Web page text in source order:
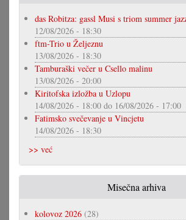
das Robitza: gassl Musi s triom summer
12/08/2026 - 18:30
ftm-Trio u Željeznu
13/08/2026 - 18:30
Tamburaški večer u Csello malinu
13/08/2026 - 20:00
Kiritofska izložba u Uzlopu
14/08/2026 - 18:00 do 16/08/2026 - 17:00
Fatimsko svečevanje u Vincjetu
14/08/2026 - 18:30
>> već
Misečna arhiva
kolovoz 2026 (28)